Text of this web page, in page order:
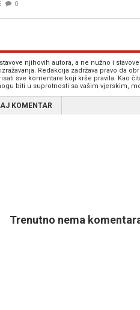
0
njihovih autora, a ne nužno i
Redakcija zadržava pravo da
sve komentare koji krše pravila. Kao
biti u suprotnosti sa vašim vjerskim,
KOMENTAR
Trenutno nema